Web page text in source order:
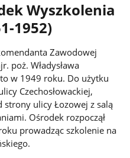
Wyszkolenia
1952)
Zawodowej
poż. Władysława
w 1949 roku. Do użytku
Czechosłowackiej,
ulicy Łozowej z salą
Ośrodek rozpoczął
prowadząc szkolenie na